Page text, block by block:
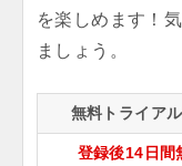
を楽しめます！
ましょう。
無料トライア
登録後14日間